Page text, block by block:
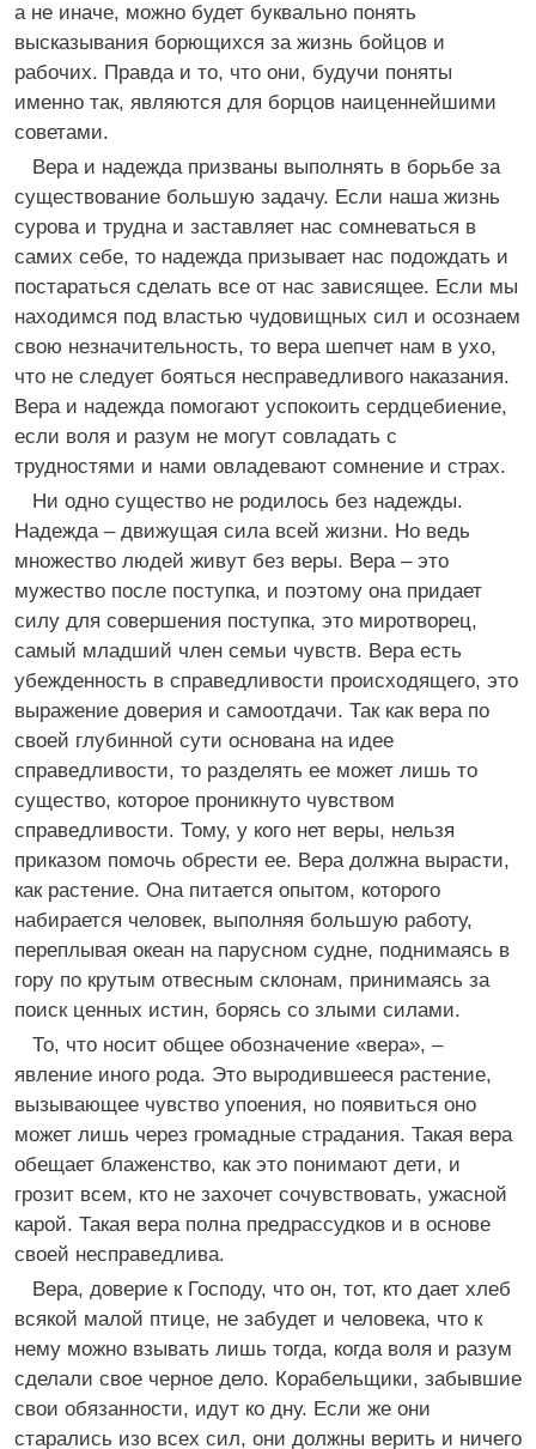
а не иначе, можно будет буквально понять
высказывания борющихся за жизнь бойцов и
рабочих. Правда и то, что они, будучи поняты
именно так, являются для борцов наиценнейшими
советами.
Вера и надежда призваны выполнять в борьбе за
существование большую задачу. Если наша жизнь
сурова и трудна и заставляет нас сомневаться в
самих себе, то надежда призывает нас подождать и
постараться сделать все от нас зависящее. Если мы
находимся под властью чудовищных сил и осознаем
свою незначительность, то вера шепчет нам в ухо,
что не следует бояться несправедливого наказания.
Вера и надежда помогают успокоить сердцебиение,
если воля и разум не могут совладать с
трудностями и нами овладевают сомнение и страх.
Ни одно существо не родилось без надежды.
Надежда – движущая сила всей жизни. Но ведь
множество людей живут без веры. Вера – это
мужество после поступка, и поэтому она придает
силу для совершения поступка, это миротворец,
самый младший член семьи чувств. Вера есть
убежденность в справедливости происходящего, это
выражение доверия и самоотдачи. Так как вера по
своей глубинной сути основана на идее
справедливости, то разделять ее может лишь то
существо, которое проникнуто чувством
справедливости. Тому, у кого нет веры, нельзя
приказом помочь обрести ее. Вера должна вырасти,
как растение. Она питается опытом, которого
набирается человек, выполняя большую работу,
переплывая океан на парусном судне, поднимаясь в
гору по крутым отвесным склонам, принимаясь за
поиск ценных истин, борясь со злыми силами.
То, что носит общее обозначение «вера», –
явление иного рода. Это выродившееся растение,
вызывающее чувство упоения, но появиться оно
может лишь через громадные страдания. Такая вера
обещает блаженство, как это понимают дети, и
грозит всем, кто не захочет сочувствовать, ужасной
карой. Такая вера полна предрассудков и в основе
своей несправедлива.
Вера, доверие к Господу, что он, тот, кто дает хлеб
всякой малой птице, не забудет и человека, что к
нему можно взывать лишь тогда, когда воля и разум
сделали свое черное дело. Корабельщики, забывшие
свои обязанности, идут ко дну. Если же они
старались изо всех сил, они должны верить и ничего